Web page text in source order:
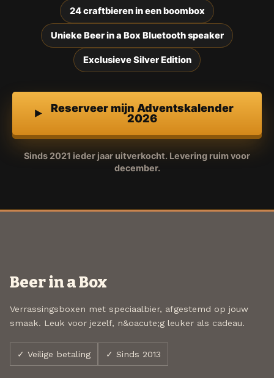
24 craftbieren in een boombox
Unieke Beer in a Box Bluetooth speaker
Exclusieve Silver Edition
Reserveer mijn Adventskalender
2026
Sinds 2021 ieder jaar uitverkocht. Levering ruim voor
december.
Beer in a Box
Verrassingsboxen met speciaalbier, afgestemd op jouw
smaak. Leuk voor jezelf, n&oacute;g leuker als cadeau.
✓ Veilige betaling ✓ Sinds 2013